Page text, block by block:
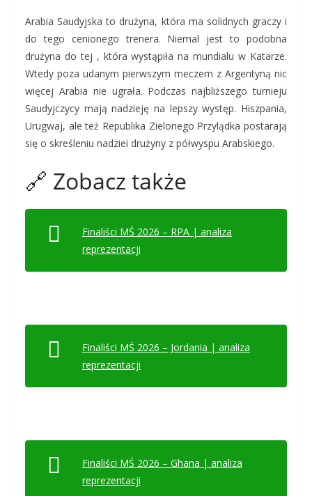
Arabia Saudyjska to drużyna, która ma solidnych graczy i
do tego cenionego trenera. Niemal jest to podobna
drużyna do tej , która wystąpiła na mundialu w Katarze.
Wtedy poza udanym pierwszym meczem z Argentyną nic
więcej Arabia nie ugrała. Podczas najbliższego turnieju
Saudyjczycy mają nadzieję na lepszy występ. Hiszpania,
Urugwaj, ale też Republika Zielonego Przylądka postarają
się o skreśleniu nadziei drużyny z półwyspu Arabskiego.
🔗 Zobacz także
Finaliści MŚ 2026 – RPA | analiza
reprezentacji
Finaliści MŚ 2026 – Jordania | analiza
reprezentacji
Finaliści MŚ 2026 – Ghana | analiza
reprezentacji